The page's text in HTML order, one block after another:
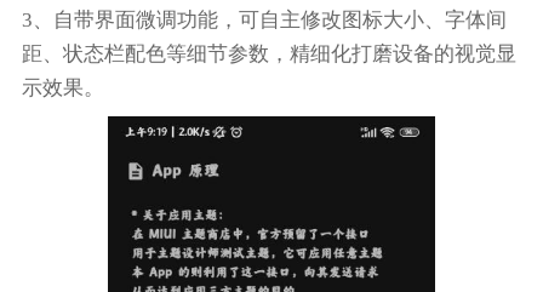
3、自带界面微调功能，可自主修改图标大小、字体间
距、状态栏配色等细节参数，精细化打磨设备的视觉显
示效果。